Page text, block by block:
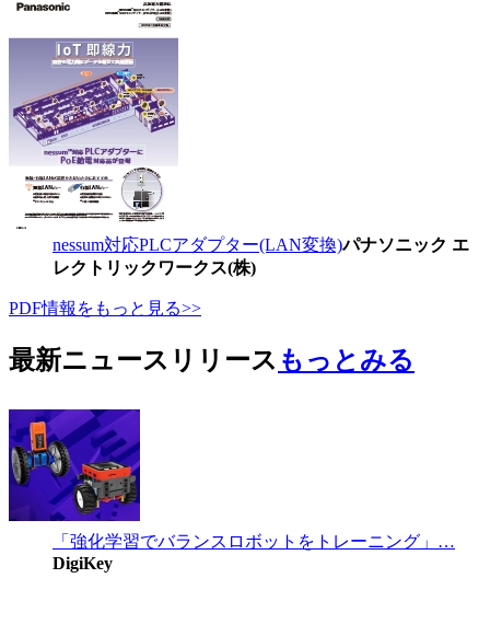
nessum対応PLCアダプター(LAN変換)パナソニック エ
レクトリックワークス(株)
PDF情報をもっと見る>>
最新ニュースリリース もっとみる
「強化学習でバランスロボットをトレーニング」…
DigiKey